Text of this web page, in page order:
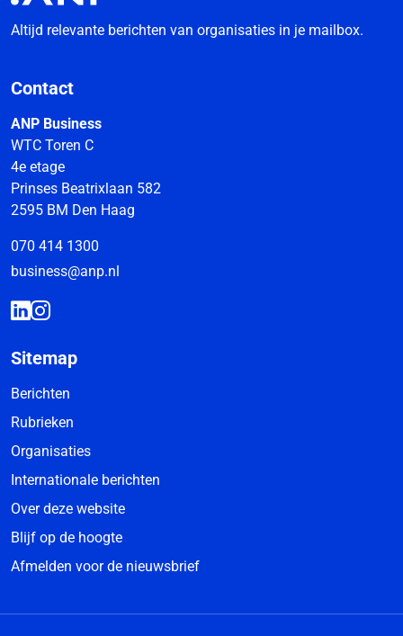
Altijd relevante berichten van organisaties in je mailbox.
Contact
ANP Business
WTC Toren C
4e etage
Prinses Beatrixlaan 582
2595 BM Den Haag
070 414 1300
business@anp.nl
Sitemap
Berichten
Rubrieken
Organisaties
Internationale berichten
Over deze website
Blijf op de hoogte
Afmelden voor de nieuwsbrief